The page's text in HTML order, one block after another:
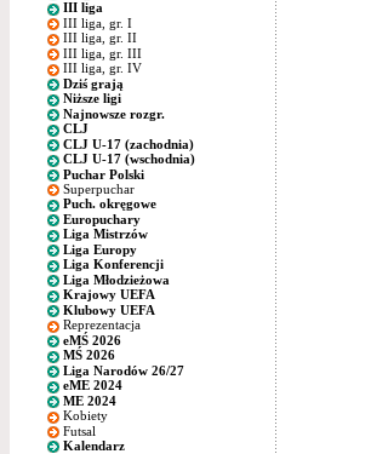
III liga
III liga, gr. I
III liga, gr. II
III liga, gr. III
III liga, gr. IV
Dziś grają
Niższe ligi
Najnowsze rozgr.
CLJ
CLJ U-17 (zachodnia)
CLJ U-17 (wschodnia)
Puchar Polski
Superpuchar
Puch. okręgowe
Europuchary
Liga Mistrzów
Liga Europy
Liga Konferencji
Liga Młodzieżowa
Krajowy UEFA
Klubowy UEFA
Reprezentacja
eMŚ 2026
MŚ 2026
Liga Narodów 26/27
eME 2024
ME 2024
Kobiety
Futsal
Kalendarz